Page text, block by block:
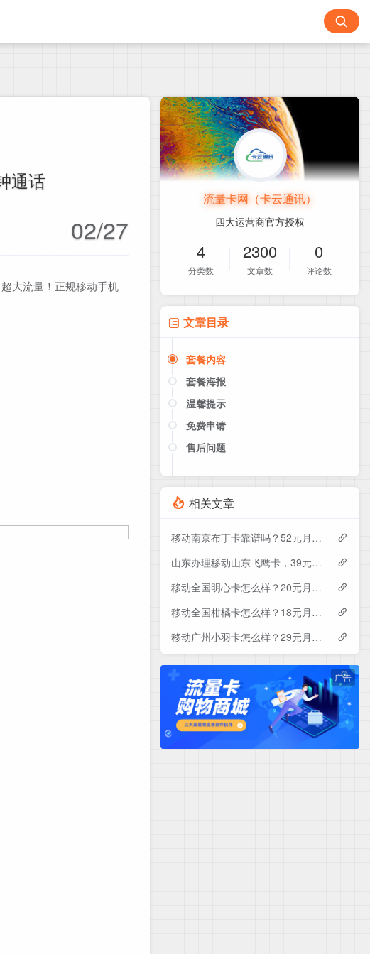
通话
02/27
大流量！正规移动手机
流量卡网（卡云通讯）
四大运营商官方授权
4
分类数
2300
文章数
0
评论数
文章目录
套餐内容
套餐海报
温馨提示
免费申请
点击这里或者手机扫描下方二维码
售后问题
相关文章
移动南京布丁卡靠谱吗？52元月租包110G+200分钟实测分享
山东办理移动山东飞鹰卡，39元月租包100G+300分钟
移动全国明心卡怎么样？20元月租包350G+200分钟+会员——移动流量卡测评
移动全国柑橘卡怎么样？18元月租包160G+100分钟+会员——移动流量卡测评
移动广州小羽卡怎么样？29元月租包150G+100分钟+会员——移动流量卡测评
广告